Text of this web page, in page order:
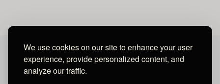
We use cookies on our site to enhance your user
experience, provide personalized content, and
analyze our traffic.
MAYA MEDIA GROUP